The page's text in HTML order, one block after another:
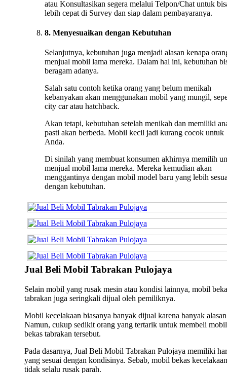
atau Konsultasikan segera melalui Telpon/Chat untuk
lebih cepat di Survey dan siap dalam pembayaranya.
8. Menyesuaikan dengan Kebutuhan
Selanjutnya, kebutuhan juga menjadi alasan kenapa
menjual mobil lama mereka. Dalam hal ini, kebutuhan
beragam adanya.
Salah satu contoh ketika orang yang belum menikah
kebanyakan akan menggunakan mobil yang mungil,
city car atau hatchback.
Akan tetapi, kebutuhan setelah menikah dan memiliki
pasti akan berbeda. Mobil kecil jadi kurang cocok untuk
Anda.
Di sinilah yang membuat konsumen akhirnya memilih
menjual mobil lama mereka. Mereka kemudian akan
menggantinya dengan mobil model baru yang lebih
dengan kebutuhan.
Jual Beli Mobil Tabrakan Pulojaya
Selain mobil yang rusak mesin atau kondisi lainnya, mobil
tabrakan juga seringkali dijual oleh pemiliknya.
Mobil kecelakaan biasanya banyak dijual karena banyak
Namun, cukup sedikit orang yang tertarik untuk membeli mobil
bekas tabrakan tersebut.
Pada dasarnya, Jual Beli Mobil Tabrakan Pulojaya memiliki
yang sesuai dengan kondisinya. Sebab, mobil bekas kecelakaan
tidak selalu rusak parah.